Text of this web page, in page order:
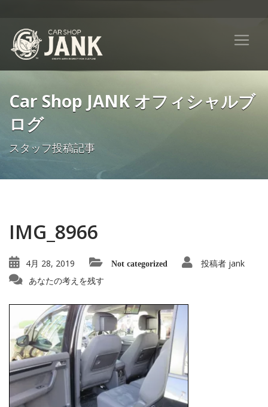
Car Shop JANK オフィシャルブ
ログ
スタッフ投稿記事
IMG_8966
4月 28, 2019 Not categorized 投稿者 jank
あなたの考えを残す